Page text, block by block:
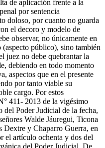
de aplicación frente a la
por sentencia
doloso, por cuanto no guarda
el decoro y modelo de
observar, no únicamente en
(aspecto público), sino también
juez no debe quebrantar la
debiendo en todo momento
aspectos que en el presente
por tanto viable su
cargo. Por estos
411- 2013 de la vigésimo
del Poder Judicial de la fecha,
Walde Jáuregui, Ticona
Dextre y Chaparro Guerra, en
el artículo ochenta y dos del